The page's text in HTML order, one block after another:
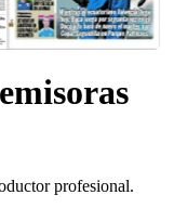
profesional.